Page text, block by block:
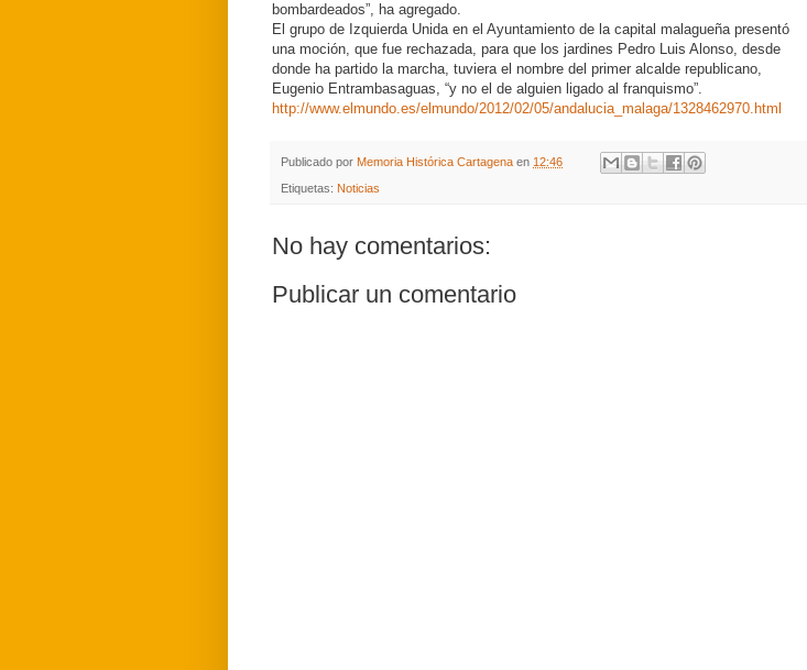
bombardeados”, ha agregado.
El grupo de Izquierda Unida en el Ayuntamiento de la capital malagueña presentó
una moción, que fue rechazada, para que los jardines Pedro Luis Alonso, desde
donde ha partido la marcha, tuviera el nombre del primer alcalde republicano,
Eugenio Entrambasaguas, “y no el de alguien ligado al franquismo”.
http://www.elmundo.es/elmundo/2012/02/05/andalucia_malaga/1328462970.html
Publicado por Memoria Histórica Cartagena en 12:46
Etiquetas: Noticias
No hay comentarios:
Publicar un comentario